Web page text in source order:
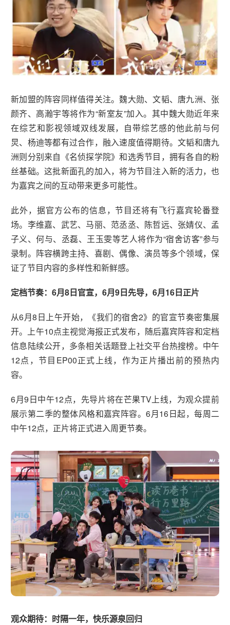
新加盟的阵容同样值得关注。魏大勋、文韬、唐九洲、张
颜齐、高瀚宇等将作为“新室友”加入。其中魏大勋近年来
在综艺和影视领域双线发展，自带综艺感的他此前与何
炅、杨迪等都有过合作，融入速度值得期待。文韬和唐九
洲则分别来自《名侦探学院》和选秀节目，拥有各自的粉
丝基础。这批新面孔的加入，将为节目注入新的活力，也
为嘉宾之间的互动带来更多可能性。
此外，据官方公布的信息，节目还将有飞行嘉宾轮番登
场。李维嘉、武艺、马丽、范丞丞、陈哲远、张婧仪、孟
子义、何与、丞磊、王玉雯等艺人将作为“宿舍访客”参与
录制。阵容横跨主持、喜剧、偶像、演员等多个领域，保
证了节目内容的多样性和新鲜感。
定档节奏：6月8日官宣，6月9日先导，6月16日正片
从6月8日上午开始，《我们的宿舍2》的官宣节奏密集展
开。上午10点主视觉海报正式发布，随后嘉宾阵容和定档
信息陆续公开，多条相关话题登上社交平台热搜榜。中午
12点，节目EP00正式上线，作为正片播出前的预热内
容。
6月9日中午12点，先导片将在芒果TV上线，为观众提前
展示第二季的整体风格和嘉宾阵容。6月16日起，每周二
中午12点，正片将正式进入周更节奏。
观众期待：时隔一年，快乐源泉回归